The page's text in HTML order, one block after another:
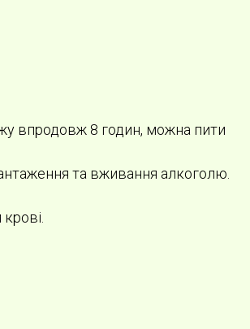
впродовж 8 годин, можна пити
та вживання алкоголю.